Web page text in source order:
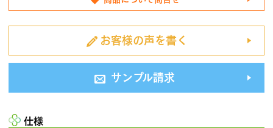
お客様の声を書く
サンプル請求
仕様